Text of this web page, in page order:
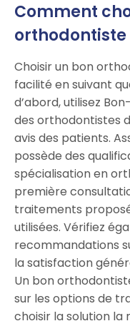
Comment
orthodontiste
Choisir un bon
facilité en suivant
d’abord, utilisez
des orthodontistes
avis des patients.
possède des
spécialisation en
première
traitements
utilisées. Vérifiez
recommandations
la satisfaction
Un bon
sur les options de
choisir la solution la